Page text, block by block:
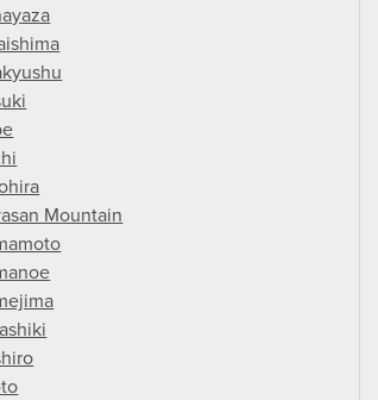
Mountain